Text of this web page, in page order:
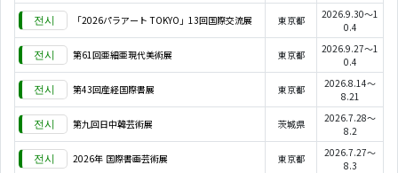
「2026パラアート TOKYO」13回国際交流展 東京都
2026.9.30～1
0.4
第61回亜細亜現代美術展 東京都
2026.9.27～1
0.4
第43回産経国際書展 東京都
2026.8.14～
8.21
第九回日中韓芸術展 茨城県
2026.7.28～
8.2
2026年 国際書画芸術展 東京都
2026.7.27～
8.3